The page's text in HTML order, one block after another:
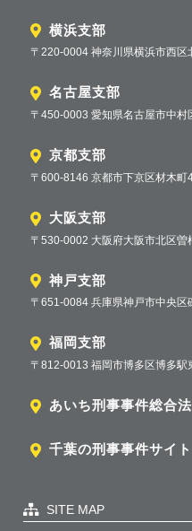
横浜支部
〒220-0004 神奈川県横浜市西
名古屋支部
〒450-0003 愛知県名古屋市中
京都支部
〒600-8146 京都市下京区材木
大阪支部
〒530-0002 大阪府大阪市北区
神戸支部
〒651-0084 兵庫県神戸市中央
福岡支部
〒812-0013 福岡市博多区博多
あいち刑事事件総合
千葉の刑事事件サイト
SITE MAP